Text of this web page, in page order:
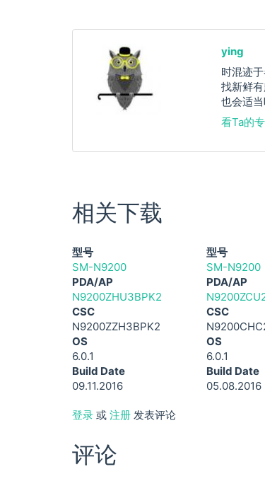
ying
时混迹
找新鲜
也会适
看Ta的
相关下载
型号
SM-N9200
PDA/AP
N9200ZHU3BPK2
CSC
N9200ZZH3BPK2
OS
6.0.1
Build Date
09.11.2016
型号
SM-N9200
PDA/AP
CSC
OS
6.0.1
Build Date
05.08.2016
登录 或 注册 发表评论
评论